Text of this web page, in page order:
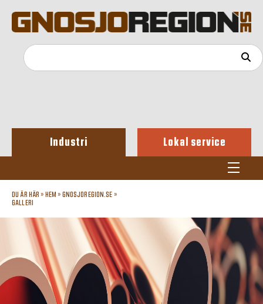
Industri Lokal service
DU ÄR HÄR » HEM » GNOSJOREGION.SE »
GALLERI